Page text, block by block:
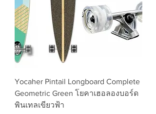
Yocaher Pintail Longboard Complete
Geometric Green โยคาเฮอลองบอร์ด
พินเทลเขียวฟ้า